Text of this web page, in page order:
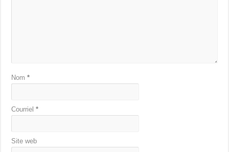
Nom*
Courriel*
Site web